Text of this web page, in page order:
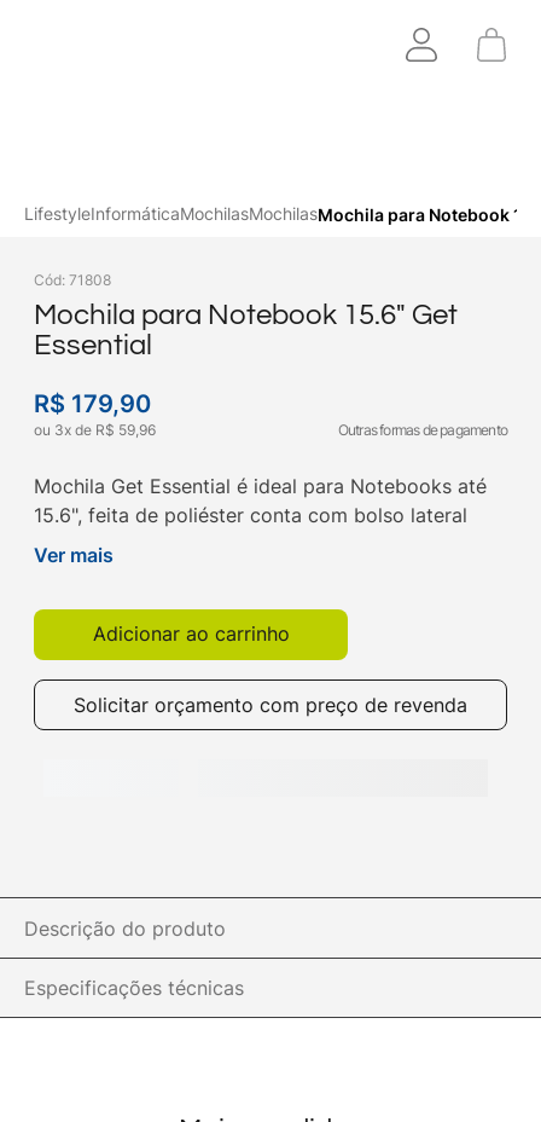
LifestyleInformáticaMochilasMochilasMochila para Notebook
Cód: 71808
Mochila para Notebook 15.6" Get
Essential
R$ 179,90
ou 3x de R$ 59,96 Outras formas de pagamento
Mochila Get Essential é ideal para Notebooks até
15.6", feita de poliéster conta com bolso lateral
ideal para garrafas. Compre na ibyte!
Ver mais
Adicionar ao carrinho
Solicitar orçamento com preço de revenda
Descrição do produto
Especificações técnicas